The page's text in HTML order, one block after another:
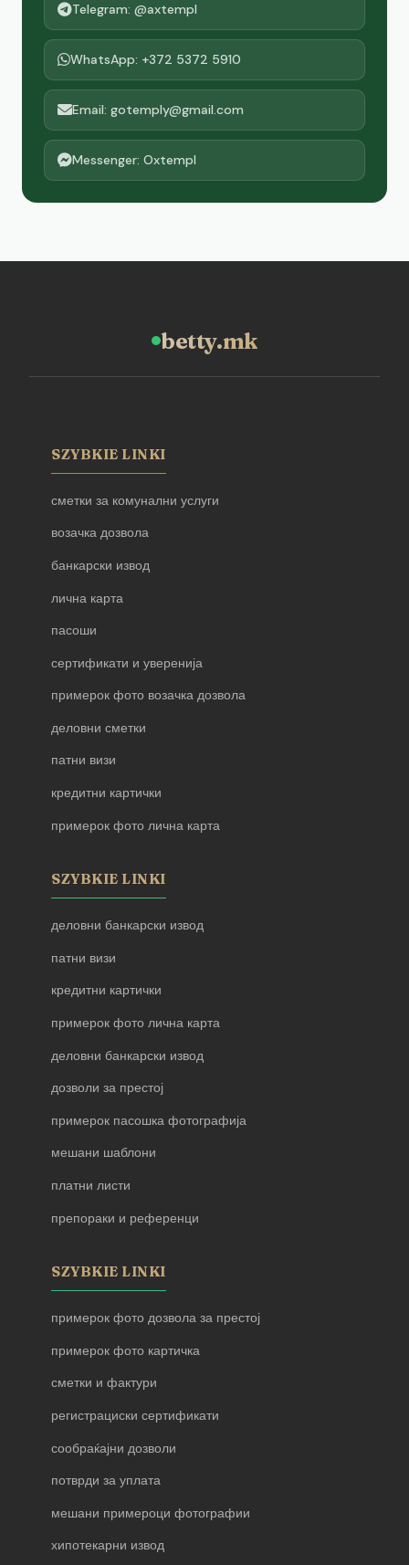
Telegram: @axtempl
WhatsApp: +372 5372 5910
Email: gotemply@gmail.com
Messenger: Oxtempl
betty.mk
SZYBKIE LINKI
сметки за комунални услуги
возачка дозвола
банкарски извод
лична карта
пасоши
сертификати и уверенија
примерок фото возачка дозвола
деловни сметки
патни визи
кредитни картички
примерок фото лична карта
SZYBKIE LINKI
деловни банкарски извод
патни визи
кредитни картички
примерок фото лична карта
деловни банкарски извод
дозволи за престој
примерок пасошка фотографија
мешани шаблони
платни листи
препораки и референци
SZYBKIE LINKI
примерок фото дозвола за престој
примерок фото картичка
сметки и фактури
регистрациски сертификати
сообраќајни дозволи
потврди за уплата
мешани примероци фотографии
хипотекарни извод